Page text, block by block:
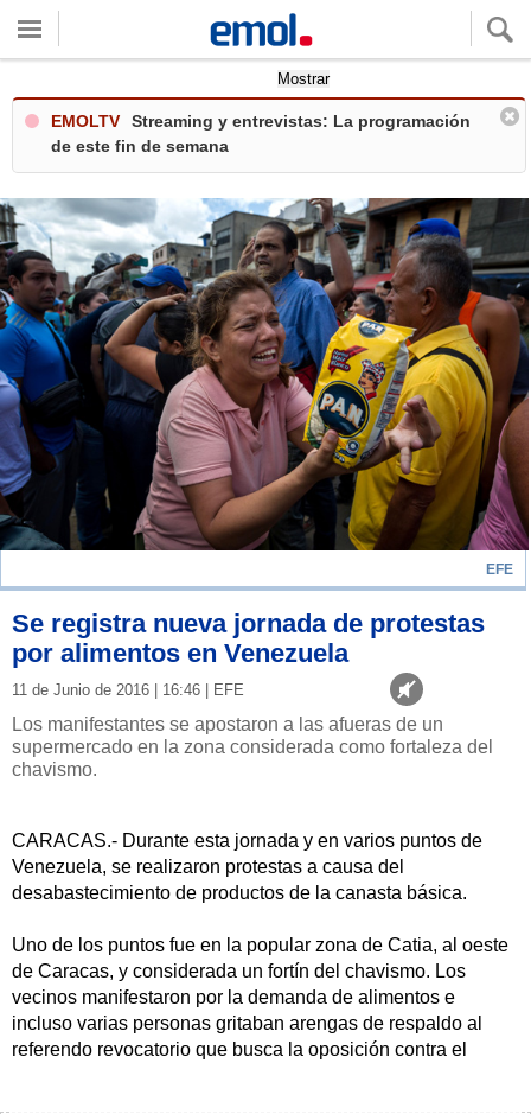
Mostrar
EMOLTV
Streaming y entrevistas: La programación
de este fin de semana
EFE
Se registra nueva jornada de protestas
por alimentos en Venezuela
11 de Junio de 2016 | 16:46 | EFE
Los manifestantes se apostaron a las afueras de un
supermercado en la zona considerada como fortaleza del
chavismo.
CARACAS.- Durante esta jornada y en varios puntos de
Venezuela, se realizaron protestas a causa del
desabastecimiento de productos de la canasta básica.
Uno de los puntos fue en la popular zona de Catia, al oeste
de Caracas, y considerada un fortín del chavismo. Los
vecinos manifestaron por la demanda de alimentos e
incluso varias personas gritaban arengas de respaldo al
referendo revocatorio que busca la oposición contra el